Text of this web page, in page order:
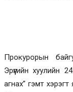
Прокурорын
Эрүүгийн хуулийн
агнах” гэмт